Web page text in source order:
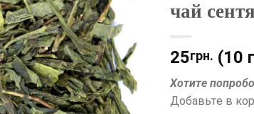
чай сентя
25грн. (10
Хотите
Добавьте в